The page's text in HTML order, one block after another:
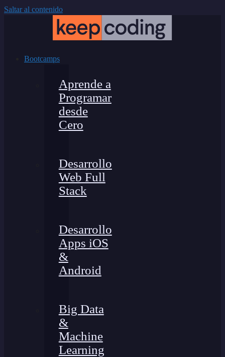
Saltar al contenido
Bootcamps
Aprende a
Programar
desde
Cero
Desarrollo
Web Full
Stack
Desarrollo
Apps iOS
&
Android
Big Data
&
Machine
Learning